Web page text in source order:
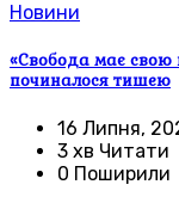
Новини
«Свобода має свою
починалося тишею
16 Липня,
3 хв Читати
0 Поширили